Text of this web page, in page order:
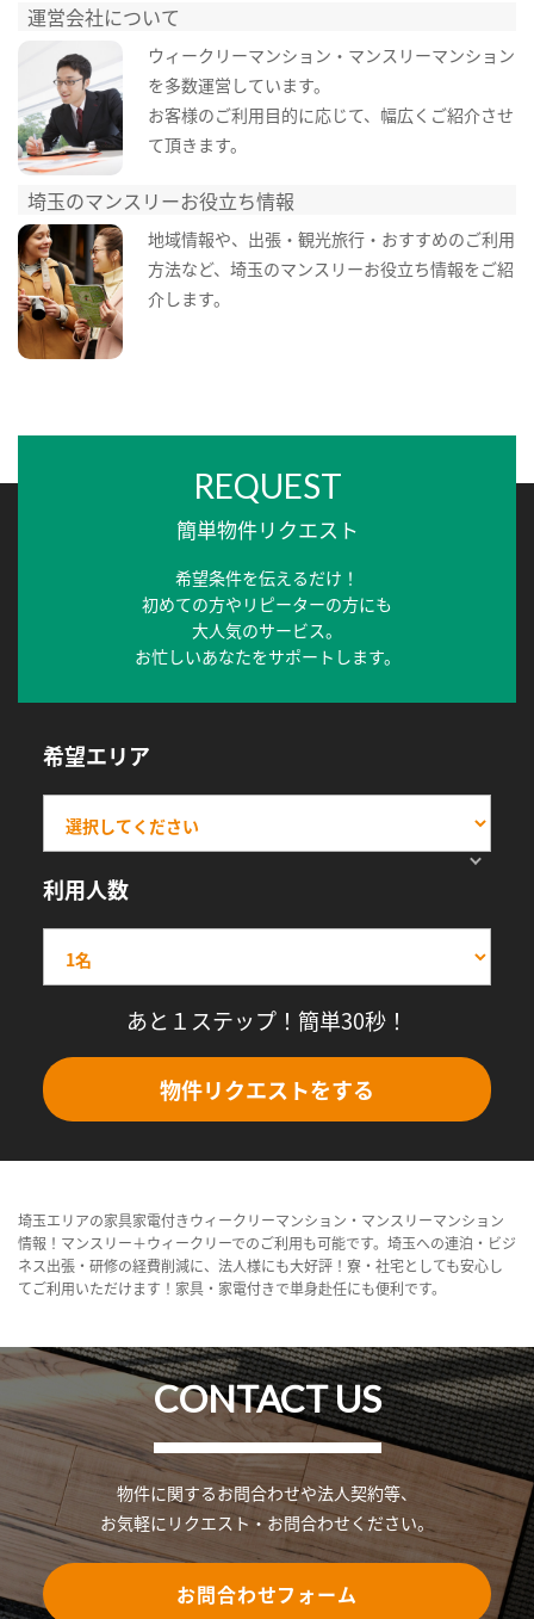
運営会社について
ウィークリーマンション・マンスリーマンション
を多数運営しています。
お客様のご利用目的に応じて、幅広くご紹介させ
て頂きます。
埼玉のマンスリーお役立ち情報
地域情報や、出張・観光旅行・おすすめのご利用
方法など、埼玉のマンスリーお役立ち情報をご紹
介します。
REQUEST
簡単物件リクエスト
希望条件を伝えるだけ！
初めての方やリピーターの方にも
大人気のサービス。
お忙しいあなたをサポートします。
希望エリア
利用人数
あと１ステップ！簡単30秒！
物件リクエストをする
埼玉エリアの家具家電付きウィークリーマンション・マンスリーマンション
情報！マンスリー＋ウィークリーでのご利用も可能です。埼玉への連泊・ビジ
ネス出張・研修の経費削減に、法人様にも大好評！寮・社宅としても安心し
てご利用いただけます！家具・家電付きで単身赴任にも便利です。
CONTACT US
物件に関するお問合わせや法人契約等、
お気軽にリクエスト・お問合わせください。
お問合わせフォーム